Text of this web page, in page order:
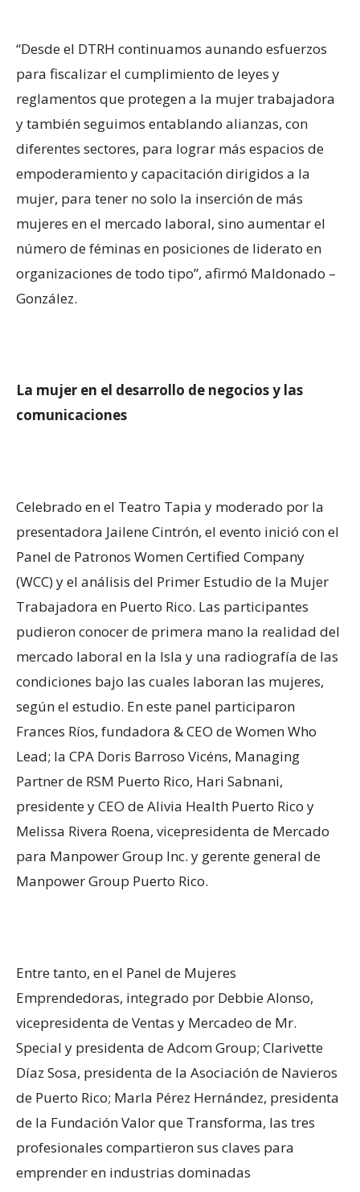
“Desde el DTRH continuamos aunando esfuerzos
para fiscalizar el cumplimiento de leyes y
reglamentos que protegen a la mujer trabajadora
y también seguimos entablando alianzas, con
diferentes sectores, para lograr más espacios de
empoderamiento y capacitación dirigidos a la
mujer, para tener no solo la inserción de más
mujeres en el mercado laboral, sino aumentar el
número de féminas en posiciones de liderato en
organizaciones de todo tipo”, afirmó Maldonado –
González.
La mujer en el desarrollo de negocios y las
comunicaciones
Celebrado en el Teatro Tapia y moderado por la
presentadora Jailene Cintrón, el evento inició con el
Panel de Patronos Women Certified Company
(WCC) y el análisis del Primer Estudio de la Mujer
Trabajadora en Puerto Rico. Las participantes
pudieron conocer de primera mano la realidad del
mercado laboral en la Isla y una radiografía de las
condiciones bajo las cuales laboran las mujeres,
según el estudio. En este panel participaron
Frances Ríos, fundadora & CEO de Women Who
Lead; la CPA Doris Barroso Vicéns, Managing
Partner de RSM Puerto Rico, Hari Sabnani,
presidente y CEO de Alivia Health Puerto Rico y
Melissa Rivera Roena, vicepresidenta de Mercado
para Manpower Group Inc. y gerente general de
Manpower Group Puerto Rico.
Entre tanto, en el Panel de Mujeres
Emprendedoras, integrado por Debbie Alonso,
vicepresidenta de Ventas y Mercadeo de Mr.
Special y presidenta de Adcom Group; Clarivette
Díaz Sosa, presidenta de la Asociación de Navieros
de Puerto Rico; Marla Pérez Hernández, presidenta
de la Fundación Valor que Transforma, las tres
profesionales compartieron sus claves para
emprender en industrias dominadas